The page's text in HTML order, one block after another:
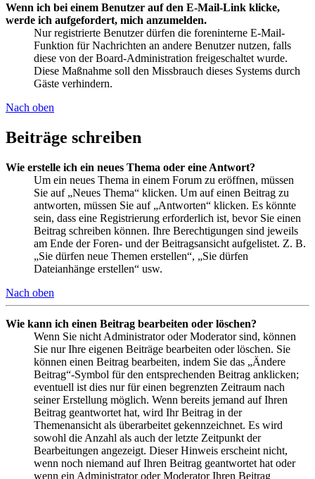
Wenn ich bei einem Benutzer auf den E-Mail-Link klicke,
werde ich aufgefordert, mich anzumelden.
Nur registrierte Benutzer dürfen die foreninterne E-Mail-
Funktion für Nachrichten an andere Benutzer nutzen, falls
diese von der Board-Administration freigeschaltet wurde.
Diese Maßnahme soll den Missbrauch dieses Systems durch
Gäste verhindern.
Nach oben
Beiträge schreiben
Wie erstelle ich ein neues Thema oder eine Antwort?
Um ein neues Thema in einem Forum zu eröffnen, müssen
Sie auf „Neues Thema“ klicken. Um auf einen Beitrag zu
antworten, müssen Sie auf „Antworten“ klicken. Es könnte
sein, dass eine Registrierung erforderlich ist, bevor Sie einen
Beitrag schreiben können. Ihre Berechtigungen sind jeweils
am Ende der Foren- und der Beitragsansicht aufgelistet. Z. B.
„Sie dürfen neue Themen erstellen“, „Sie dürfen
Dateianhänge erstellen“ usw.
Nach oben
Wie kann ich einen Beitrag bearbeiten oder löschen?
Wenn Sie nicht Administrator oder Moderator sind, können
Sie nur Ihre eigenen Beiträge bearbeiten oder löschen. Sie
können einen Beitrag bearbeiten, indem Sie das „Ändere
Beitrag“-Symbol für den entsprechenden Beitrag anklicken;
eventuell ist dies nur für einen begrenzten Zeitraum nach
seiner Erstellung möglich. Wenn bereits jemand auf Ihren
Beitrag geantwortet hat, wird Ihr Beitrag in der
Themenansicht als überarbeitet gekennzeichnet. Es wird
sowohl die Anzahl als auch der letzte Zeitpunkt der
Bearbeitungen angezeigt. Dieser Hinweis erscheint nicht,
wenn noch niemand auf Ihren Beitrag geantwortet hat oder
wenn ein Administrator oder Moderator Ihren Beitrag